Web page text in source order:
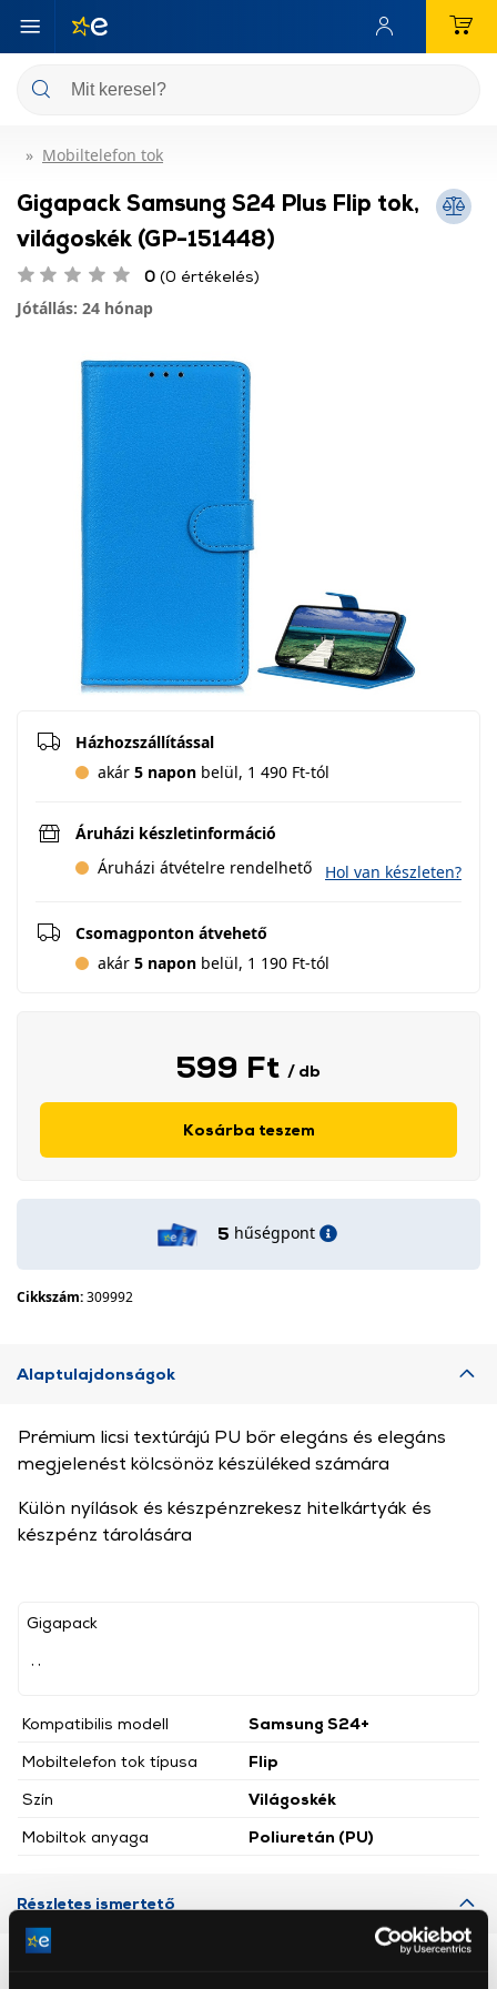
Mobiltelefon tok
Gigapack Samsung S24 Plus Flip tok,
világoskék (GP-151448)
0 (0 értékelés)
Jótállás: 24 hónap
Házhozszállítással
akár 5 napon belül, 1 490 Ft-tól
Áruházi készletinformáció
Áruházi átvételre rendelhető
Hol van készleten?
Csomagponton átvehető
akár 5 napon belül, 1 190 Ft-tól
599 Ft / db
Kosárba teszem
5 hűségpont
Cikkszám:309992
Alaptulajdonságok
Gigapack
Kompatibilis modell
Samsung S24+
Mobiltelefon tok típusa
Flip
Szín
Világoskék
Mobiltok anyaga
Poliuretán (PU)
Prémium licsi textúrájú PU bőr elegáns és elegáns
megjelenést kölcsönöz készüléked számára
Külön nyílások és készpénzrekesz hitelkártyák és
készpénz tárolására
Részletes ismertető